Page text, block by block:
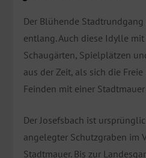
Der Blühende
entlang. Auch diese Idylle
Schaugärten, Spielplätzen
aus der Zeit, als sich die
Feinden mit einer
Der Josefsbach ist
angelegter Schutzgraben im
Stadtmauer. Bis zur